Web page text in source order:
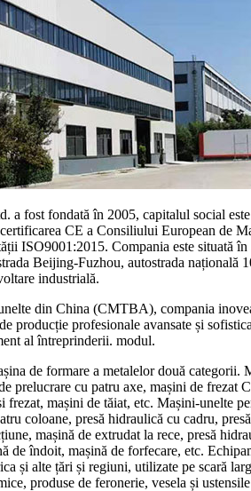
fost fondată în 2005, capitalul social
CE a Consiliului European de
ISO9001:2015. Compania este situată
Beijing-Fuzhou, autostrada națională
industrială.
din China (CMTBA), compania
producție profesionale avansate și
al întreprinderii. modul.
de formare a metalelor două
prelucrare cu patru axe, mașini de frezat
frezat, mașini de tăiat, etc. Mașini-unelte
coloane, presă hidraulică cu cadru,
mașină de extrudat la rece, presă
de îndoit, mașină de forfecare, etc.
și alte țări și regiuni, utilizate pe scară
produse de feronerie, vesela și